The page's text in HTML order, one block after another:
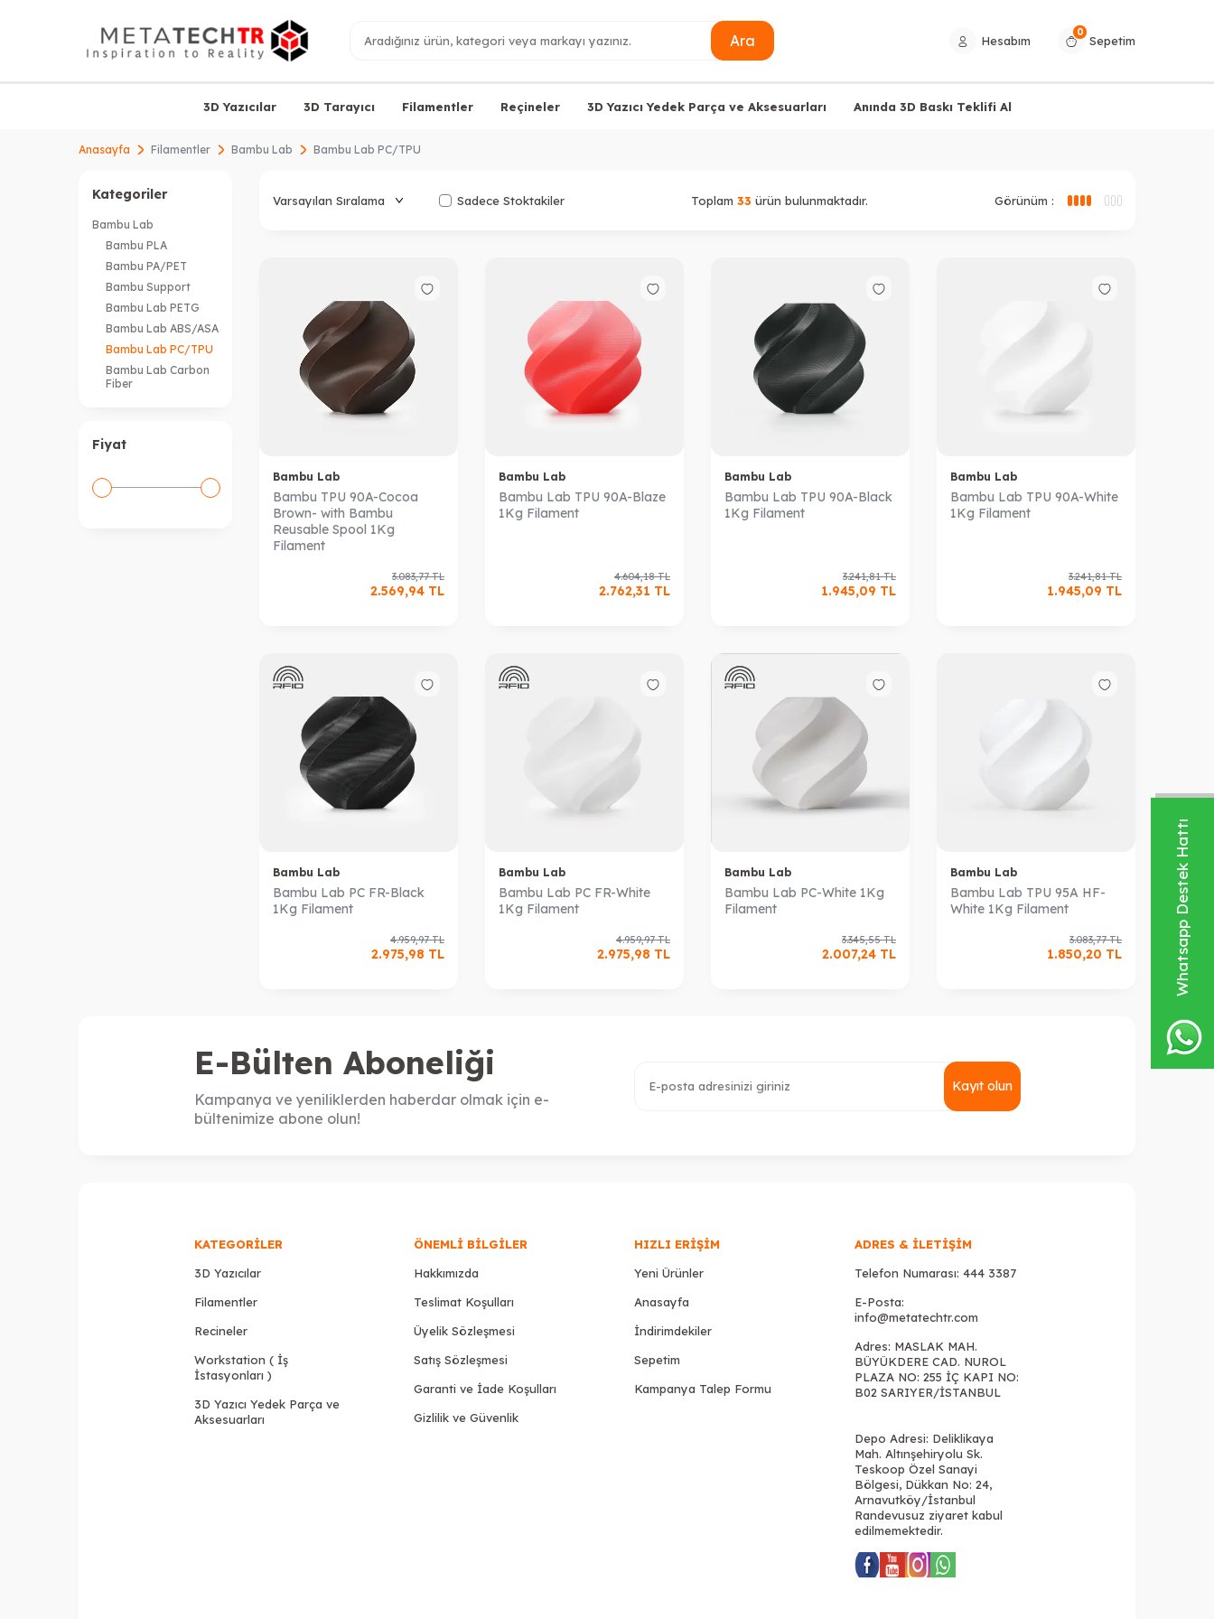
Whatsapp Destek Hattı
Ara Hesabım
0
Sepetim
3D Yazıcılar 3D Tarayıcı Filamentler Reçineler 3D Yazıcı Yedek Parça ve Aksesuarları Anında 3D Baskı Teklifi Al
Anasayfa Filamentler Bambu Lab Bambu Lab PC/TPU
Kategoriler
Bambu Lab
Bambu PLA
Bambu PA/PET
Bambu Support
Bambu Lab PETG
Bambu Lab ABS/ASA
Bambu Lab PC/TPU
Bambu Lab Carbon
Fiber
Fiyat
Sadece Stoktakiler Toplam 33 ürün bulunmaktadır. Görünüm :
Bambu Lab
Bambu TPU 90A-Cocoa
Brown- with Bambu
Reusable Spool 1Kg
Filament
3.083,77TL
2.569,94 TL
Bambu Lab
Bambu Lab TPU 90A-Blaze
1Kg Filament
4.604,18TL
2.762,31 TL
Bambu Lab
Bambu Lab TPU 90A-Black
1Kg Filament
3.241,81TL
1.945,09 TL
Bambu Lab
Bambu Lab TPU 90A-White
1Kg Filament
3.241,81TL
1.945,09 TL
Bambu Lab
Bambu Lab PC FR-Black
1Kg Filament
4.959,97TL
2.975,98 TL
Bambu Lab
Bambu Lab PC FR-White
1Kg Filament
4.959,97TL
2.975,98 TL
Bambu Lab
Bambu Lab PC-White 1Kg
Filament
3.345,55TL
2.007,24 TL
Bambu Lab
Bambu Lab TPU 95A HF-
White 1Kg Filament
3.083,77TL
1.850,20 TL
E-Bülten Aboneliği
Kampanya ve yeniliklerden haberdar olmak için e-
bültenimize abone olun!
Kayıt olun
KATEGORILER
3D Yazıcılar
Filamentler
Recineler
Workstation ( İş
İstasyonları )
3D Yazıcı Yedek Parça ve
Aksesuarları
ÖNEMLI BILGILER
Hakkımızda
Teslimat Koşulları
Üyelik Sözleşmesi
Satış Sözleşmesi
Garanti ve İade Koşulları
Gizlilik ve Güvenlik
HIZLI ERIŞIM
Yeni Ürünler
Anasayfa
İndirimdekiler
Sepetim
Kampanya Talep Formu
ADRES & İLETIŞIM
Telefon Numarası: 444 3387
E-Posta:
info@metatechtr.com
Adres: MASLAK MAH.
BÜYÜKDERE CAD. NUROL
PLAZA NO: 255 İÇ KAPI NO:
B02 SARIYER/İSTANBUL
Depo Adresi: Deliklikaya
Mah. Altınşehiryolu Sk.
Teskoop Özel Sanayi
Bölgesi, Dükkan No: 24,
Arnavutköy/İstanbul
Randevusuz ziyaret kabul
edilmemektedir.